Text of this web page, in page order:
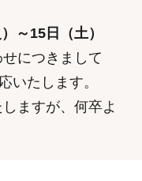
～15日（土）
につきまして
いたします。
ますが、何卒よ